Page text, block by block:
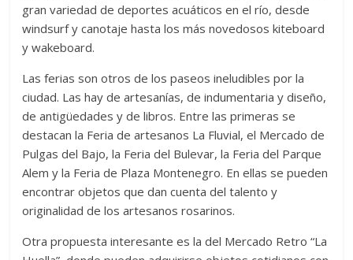
gran variedad de deportes acuáticos en el río, desde
windsurf y canotaje hasta los más novedosos kiteboard
y wakeboard.
Las ferias son otros de los paseos ineludibles por la
ciudad. Las hay de artesanías, de indumentaria y diseño,
de antigüedades y de libros. Entre las primeras se
destacan la Feria de artesanos La Fluvial, el Mercado de
Pulgas del Bajo, la Feria del Bulevar, la Feria del Parque
Alem y la Feria de Plaza Montenegro. En ellas se pueden
encontrar objetos que dan cuenta del talento y
originalidad de los artesanos rosarinos.
Otra propuesta interesante es la del Mercado Retro “La